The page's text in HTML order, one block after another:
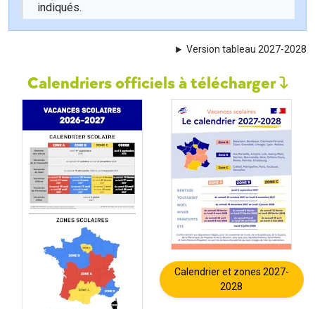
indiqués.
Version tableau 2027-2028
Calendriers officiels à télécharger
Calendrier et zones 2027-
2028